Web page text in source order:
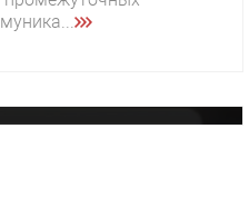
героем нового